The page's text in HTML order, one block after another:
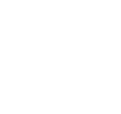
（※）など様々な評価をいただいて
調査」
月17日〜18日）